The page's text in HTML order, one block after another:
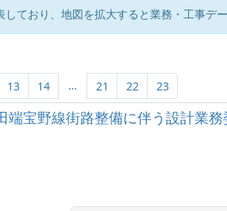
ており、地図を拡大すると業務・工事デ
13 14 … 21 22 23
宝野線街路整備に伴う設計業務